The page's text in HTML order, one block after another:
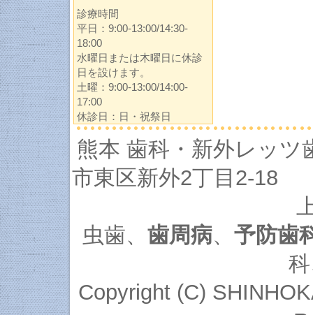
診療時間
平日：9:00-13:00/14:30-
18:00
水曜日または木曜日に休診
日を設けます。
土曜：9:00-13:00/14:00-
17:00
休診日：日・祝祭日
熊本 歯科・新外レッツ
市東区新外2丁目2-18
虫歯、 歯周病、 予防歯
Copyright (C)